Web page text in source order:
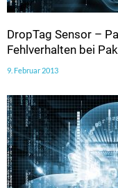
DropTag Sensor –
Fehlverhalten bei
9. Februar 2013